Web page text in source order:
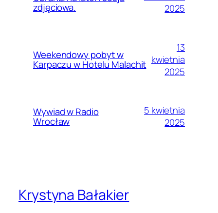
zdjęciowa.
2025
Weekendowy pobyt w
Karpaczu w Hotelu Malachit
13
kwietnia
2025
Wywiad w Radio
Wrocław
5 kwietnia
2025
Krystyna Bałakier